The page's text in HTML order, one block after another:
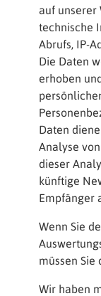
auf unserer
technische
Abrufs, IP-
Die Daten
erhoben
Daten
Analyse
dieser
künftige
Empfänger
Wenn Sie
müssen
Wir haben